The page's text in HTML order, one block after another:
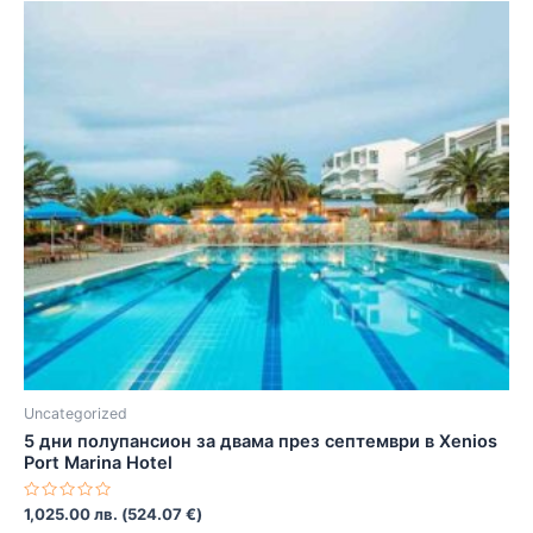
Uncategorized
5 дни полупансион за двама през септември в Xenios
Port Marina Hotel
Оценено
с
1,025.00лв. (524.07€)